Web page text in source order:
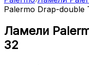
Palermo Drap-double
Ламели
32